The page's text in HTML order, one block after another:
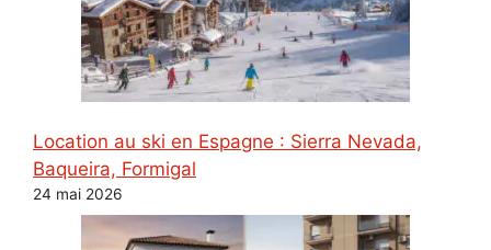
Location au ski en Espagne : Sierra Nevada,
Baqueira, Formigal
24 mai 2026